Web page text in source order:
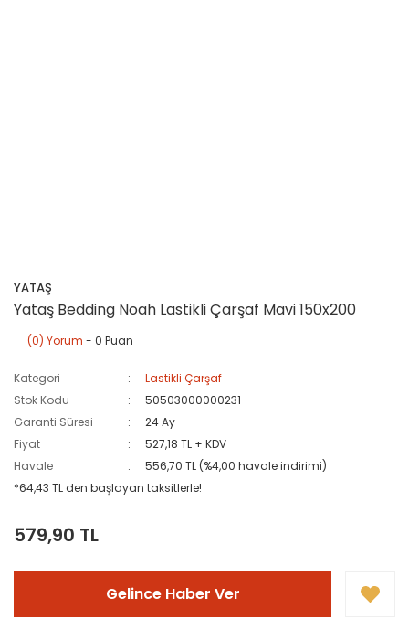
YATAŞ
Yataş Bedding Noah Lastikli Çarşaf Mavi 150x200
(0) Yorum - 0 Puan
Kategori
Lastikli Çarşaf
Stok Kodu
50503000000231
Garanti Süresi
24 Ay
Fiyat
527,18 TL + KDV
Havale
556,70 TL (%4,00 havale indirimi)
*64,43 TL den başlayan taksitlerle!
579,90 TL
Gelince Haber Ver